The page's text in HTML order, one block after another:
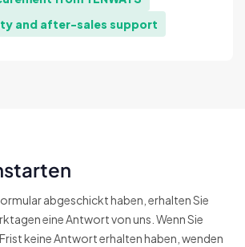
and after-sales support
abgeschickt haben, erhalten Sie
eine Antwort von uns. Wenn Sie
keine Antwort erhalten haben, wenden